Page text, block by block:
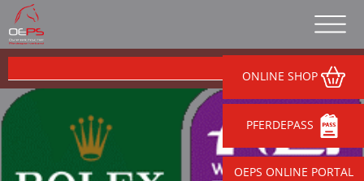
ONLINE SHOP
PFERDEPASS
OEPS ONLINE PORTAL